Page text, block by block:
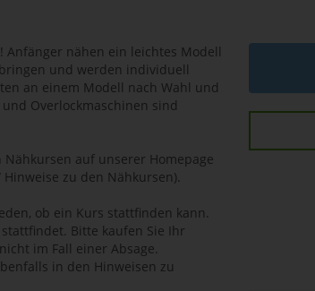
Anfänger nähen ein leichtes Modell
und werden individuell
an einem Modell nach Wahl und
Overlockmaschinen sind
auf unserer Homepage
zu den Nähkursen).
ob ein Kurs stattfinden kann.
Bitte kaufen Sie Ihr
im Fall einer Absage.
in den Hinweisen zu